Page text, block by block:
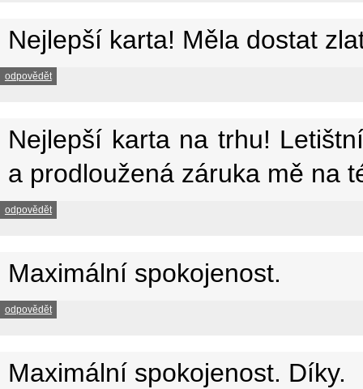
Nejlepší karta! Měla dostat
odpovědět
Nejlepší karta na trhu!
a prodloužená záruka mě na
odpovědět
Maximální spokojenost.
odpovědět
Maximální spokojenost. Díky.